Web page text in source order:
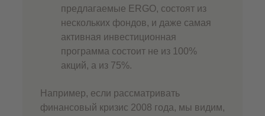
предлагаемые ERGO, состоят из
нескольких фондов, и даже самая
активная инвестиционная
программа состоит не из 100%
акций, а из 75%.
Например, если рассматривать
финансовый кризис 2008 года, мы видим,